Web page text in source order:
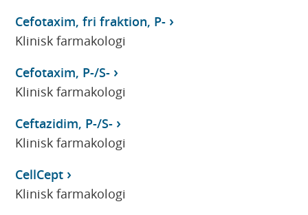
Cefotaxim, fri fraktion, P-
Klinisk farmakologi
Cefotaxim, P-/S-
Klinisk farmakologi
Ceftazidim, P-/S-
Klinisk farmakologi
CellCept
Klinisk farmakologi